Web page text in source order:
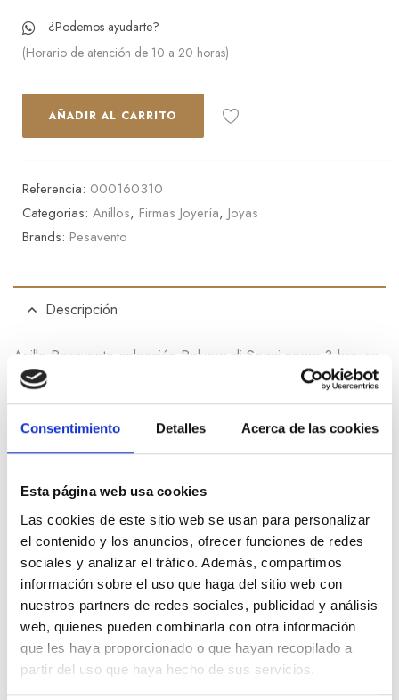
Consentimiento Detalles Acerca de las cookies
Esta página web usa cookies
Las cookies de este sitio web se usan para personalizar
el contenido y los anuncios, ofrecer funciones de redes
sociales y analizar el tráfico. Además, compartimos
información sobre el uso que haga del sitio web con
nuestros partners de redes sociales, publicidad y análisis
web, quienes pueden combinarla con otra información
que les haya proporcionado o que hayan recopilado a
partir del uso que haya hecho de sus servicios.
¿Podemos ayudarte?
(Horario de atención de 10 a 20 horas)
AÑADIR AL CARRITO
Referencia: 000160310
Categorias: Anillos, Firmas Joyería, Joyas
Brands: Pesavento
Descripción
Anillo Pesavento colección Polvere di Sogni negro 3 brazos
en plata con baño de oro rosa. Talla M
Productos relacionados